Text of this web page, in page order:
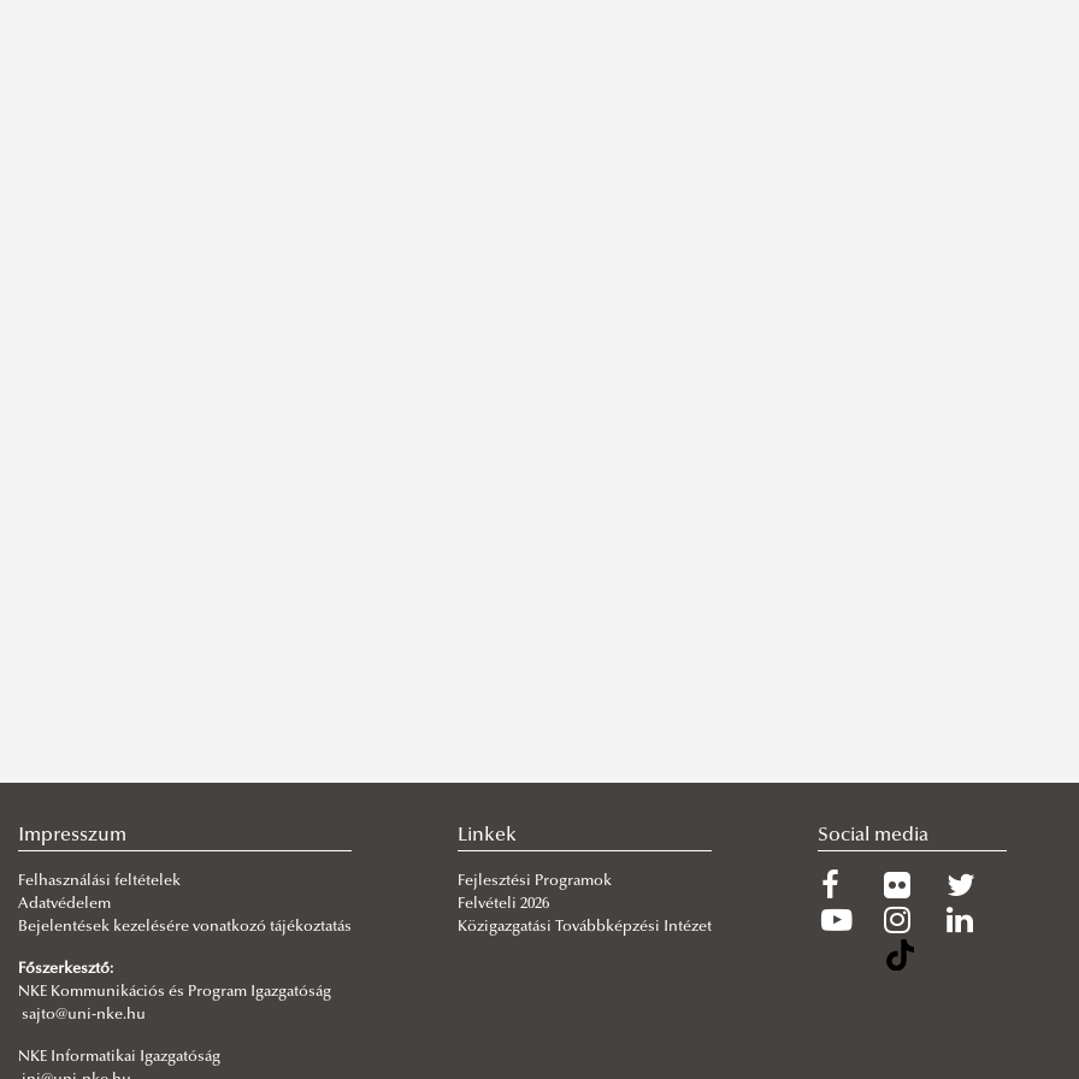
Impresszum
Felhasználási feltételek
Adatvédelem
Bejelentések kezelésére vonatkozó tájékoztatás
Főszerkesztő:
NKE Kommunikációs és Program Igazgatóság
sajto@uni-nke.hu
NKE Informatikai Igazgatóság
Linkek
Fejlesztési Programok
Felvételi 2026
Közigazgatási Továbbképzési Intézet
Social media